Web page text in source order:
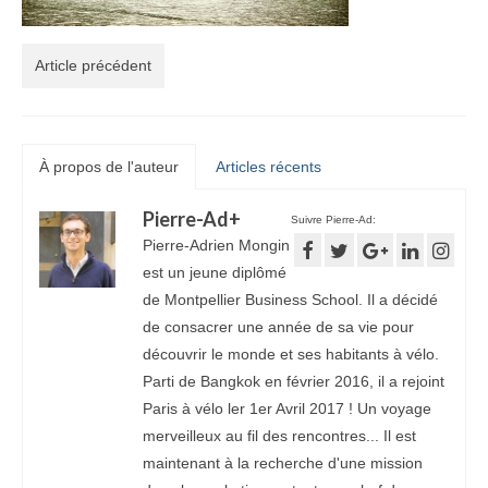
Article précédent
À propos de l'auteur Articles récents
Suivre Pierre-Ad:
Pierre-Ad+
Pierre-Adrien Mongin
est un jeune diplômé
de Montpellier Business School. Il a décidé
de consacrer une année de sa vie pour
découvrir le monde et ses habitants à vélo.
Parti de Bangkok en février 2016, il a rejoint
Paris à vélo ler 1er Avril 2017 ! Un voyage
merveilleux au fil des rencontres... Il est
maintenant à la recherche d'une mission